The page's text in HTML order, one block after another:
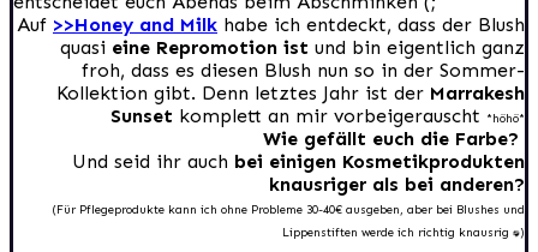
Auf >>Honey and Milk habe ich entdeckt, dass der Blush
quasi eine Repromotion ist und bin eigentlich ganz
froh, dass es diesen Blush nun so in der Sommer-
Kollektion gibt. Denn letztes Jahr ist der Marrakesh
Sunset komplett an mir vorbeigerauscht *höhö*
Wie gefällt euch die Farbe?
Und seid ihr auch bei einigen Kosmetikprodukten
knausriger als bei anderen?
(Für Pflegeprodukte kann ich ohne Probleme 30-40€ ausgeben, aber bei Blushes und
Lippenstiften werde ich richtig knausrig :D)